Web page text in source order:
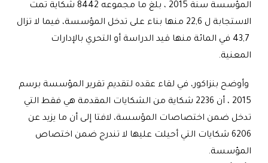
المؤسسة سنة 2015 ، بلغ ما مجموعه 8442 شكاية تمت
الاستجابة ل 22,6 منها بناء على تدخل المؤسسة، فيما لا تزال
43,7 في المائة منها قيد الدراسة أو التحري بالإدارات
المعنية.
وأوضح بنزاكور، في لقاء عقده لتقديم تقرير المؤسسة برسم
2015 ، أن 2236 شكاية من الشكايات المقدمة هي فقط التي
تدخل ضمن اختصاصات المؤسسة، لافتا إلى أن ما يزيد عن
6206 شكايات التي أحيلت عليها لا تندرج ضمن اختصاص
المؤسسة.